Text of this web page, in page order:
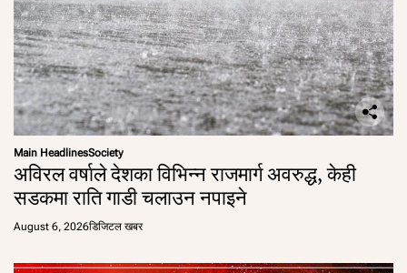
Main HeadlinesSociety
अविरल वर्षाले देशका विभिन्न राजमार्ग अवरुद्ध, केही
सडकमा राति गाडी चलाउन नपाइने
August 6, 2026डिजिटल खबर